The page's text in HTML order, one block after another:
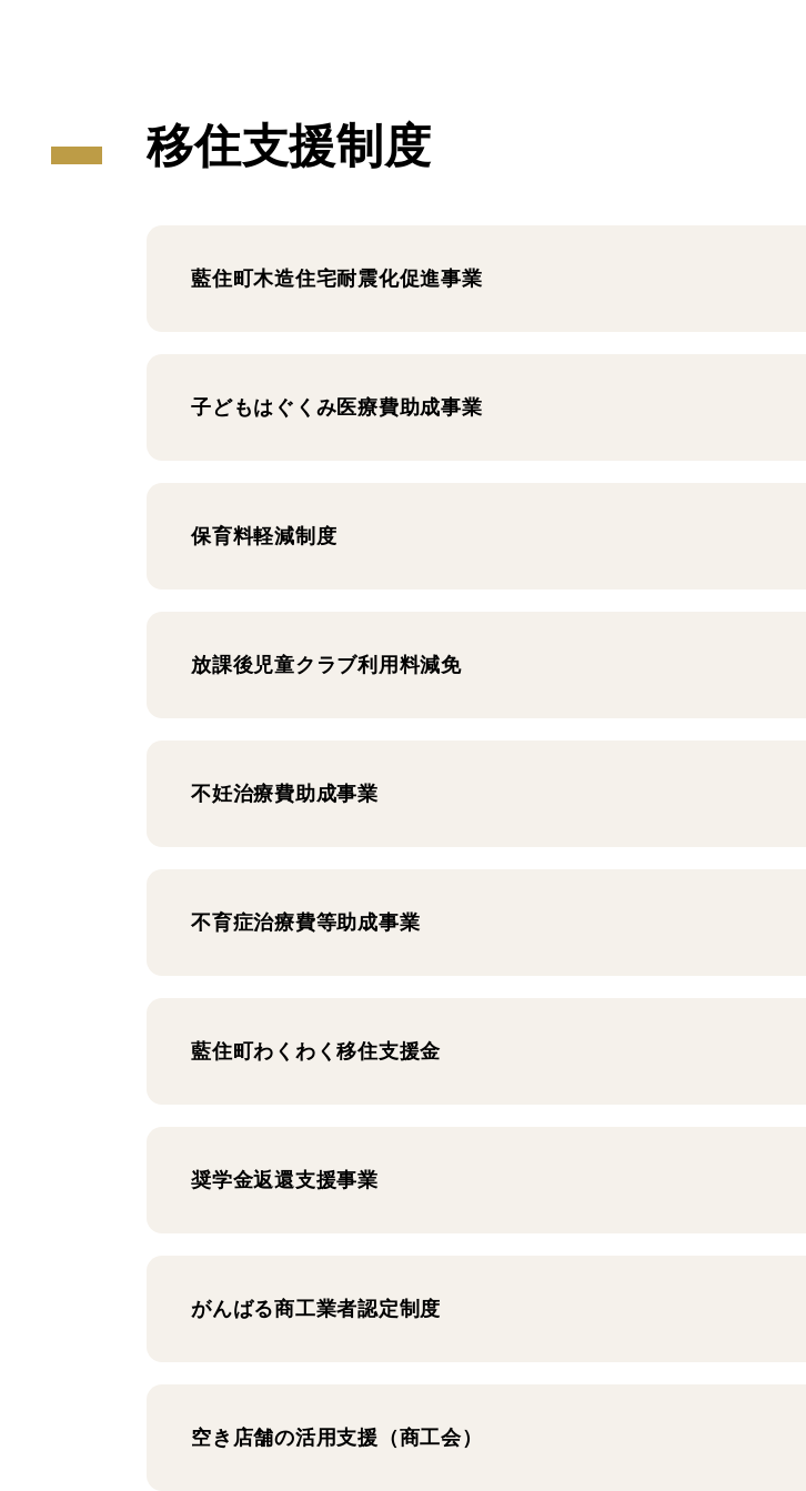
移住支援制度
藍住町木造住宅耐震化促進事業
子どもはぐくみ医療費助成事業
保育料軽減制度
放課後児童クラブ利用料減免
不妊治療費助成事業
不育症治療費等助成事業
藍住町わくわく移住支援金
奨学金返還支援事業
がんばる商工業者認定制度
空き店舗の活用支援（商工会）